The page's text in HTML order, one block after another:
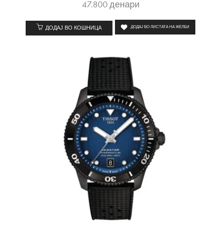
47.800денари
ДОДАЈ ВО КОШНИЦА ДОДАЈ ВО ЛИСТАТА НА ЖЕЛБИ